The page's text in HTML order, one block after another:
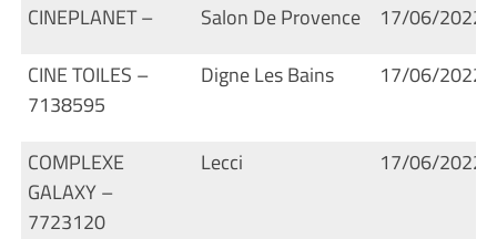
CINEPLANET – Salon De Provence
17/06/2022
CINE TOILES –
7138595
Digne Les Bains 17/06/2022
COMPLEXE
GALAXY –
7723120
Lecci 17/06/2022